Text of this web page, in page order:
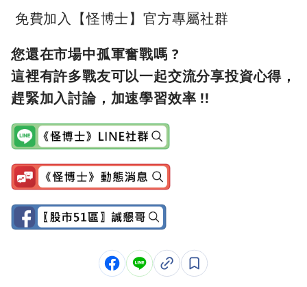
免費加入【怪博士】官方專屬社群
您還在市場中孤軍奮戰嗎 ?
這裡有許多戰友可以一起交流分享投資心得，
趕緊加入討論，加速學習效率 !!